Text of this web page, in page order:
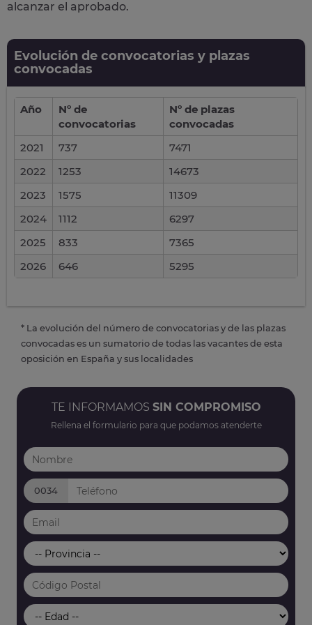
alcanzar el aprobado.
Evolución de convocatorias y plazas
convocadas
Año
Nº de
convocatorias
Nº de plazas
convocadas
2021
737
7471
2022
1253
14673
2023
1575
11309
2024
1112
6297
2025
833
7365
2026
646 5295
* La evolución del número de convocatorias y de las plazas
convocadas es un sumatorio de todas las vacantes de esta
oposición en España y sus localidades
TE INFORMAMOS SIN COMPROMISO
Rellena el formulario para que podamos atenderte
0034